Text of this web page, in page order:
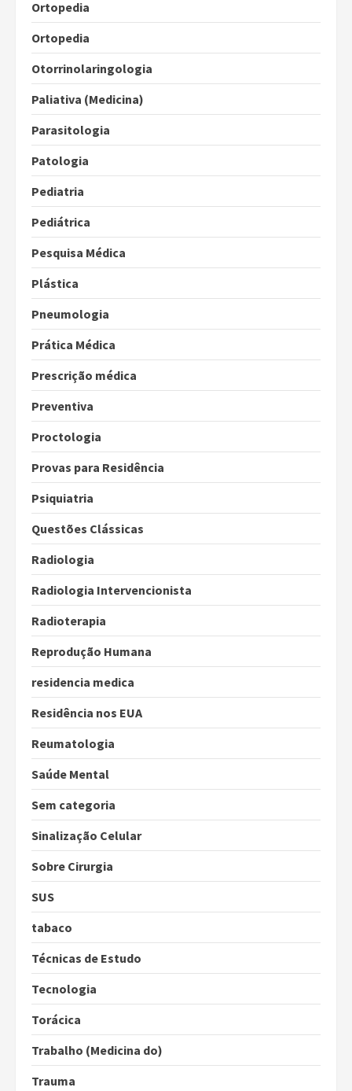
Ortopedia
Ortopedia
Otorrinolaringologia
Paliativa (Medicina)
Parasitologia
Patologia
Pediatria
Pediátrica
Pesquisa Médica
Plástica
Pneumologia
Prática Médica
Prescrição médica
Preventiva
Proctologia
Provas para Residência
Psiquiatria
Questões Clássicas
Radiologia
Radiologia Intervencionista
Radioterapia
Reprodução Humana
residencia medica
Residência nos EUA
Reumatologia
Saúde Mental
Sem categoria
Sinalização Celular
Sobre Cirurgia
SUS
tabaco
Técnicas de Estudo
Tecnologia
Torácica
Trabalho (Medicina do)
Trauma